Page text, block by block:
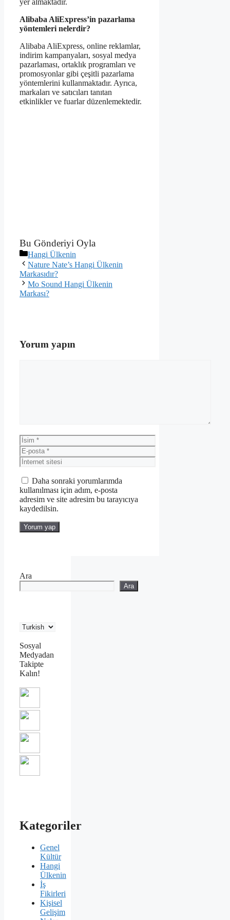
yer almaktadır.
Alibaba AliExpress’in pazarlama
yöntemleri nelerdir?
Alibaba AliExpress, online reklamlar,
indirim kampanyaları, sosyal medya
pazarlaması, ortaklık programları ve
promosyonlar gibi çeşitli pazarlama
yöntemlerini kullanmaktadır. Ayrıca,
markaları ve satıcıları tanıtan
etkinlikler ve fuarlar düzenlemektedir.
Bu Gönderiyi Oyla
Kategoriler
Hangi Ülkenin
Nature Nate’s Hangi Ülkenin
Markasıdır?
Mo Sound Hangi Ülkenin
Markası?
Yorum yapın
İsim
E-
posta
İnternet
sitesi
Daha sonraki yorumlarımda
kullanılması için adım, e-posta
adresim ve site adresim bu tarayıcıya
kaydedilsin.
Ara
Ara
Sosyal
Medyadan
Takipte
Kalın!
Kategoriler
Genel
Kültür
Hangi
Ülkenin
İş
Fikirleri
Kişisel
Gelişim